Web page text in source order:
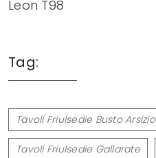
Leon T98
Tag:
Tavoli Friulsedie Busto Arsizio
Tavoli Friulsedie Gallarate